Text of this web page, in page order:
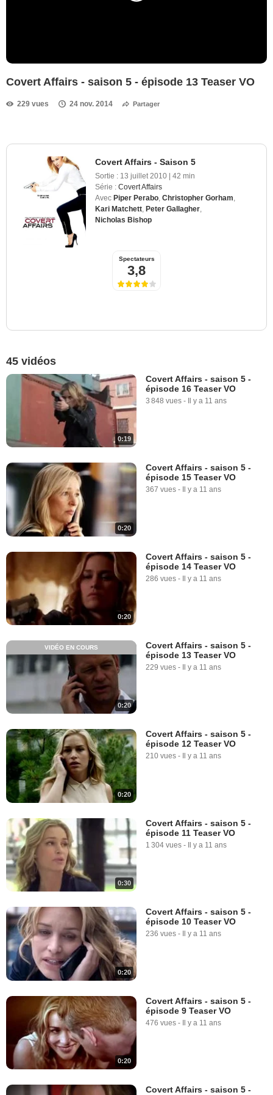
Covert Affairs - saison 5 - épisode 13 Teaser VO
229 vues 24 nov. 2014 Partager
Covert Affairs - Saison 5
Sortie : 13 juillet 2010 | 42 min
Série : Covert Affairs
Avec Piper Perabo Christopher Gorham
Kari Matchett Peter Gallagher
Nicholas Bishop
Spectateurs
3,8
45 vidéos
0:19
Covert Affairs - saison 5 -
épisode 16 Teaser VO
3 848 vues - Il y a 11 ans
0:20
Covert Affairs - saison 5 -
épisode 15 Teaser VO
367 vues - Il y a 11 ans
0:20
Covert Affairs - saison 5 -
épisode 14 Teaser VO
286 vues - Il y a 11 ans
0:20
VIDÉO EN COURS
Covert Affairs - saison 5 -
épisode 13 Teaser VO
229 vues - Il y a 11 ans
0:20
Covert Affairs - saison 5 -
épisode 12 Teaser VO
210 vues - Il y a 11 ans
0:30
Covert Affairs - saison 5 -
épisode 11 Teaser VO
1 304 vues - Il y a 11 ans
0:20
Covert Affairs - saison 5 -
épisode 10 Teaser VO
236 vues - Il y a 11 ans
0:20
Covert Affairs - saison 5 -
épisode 9 Teaser VO
476 vues - Il y a 11 ans
Covert Affairs - saison 5 -